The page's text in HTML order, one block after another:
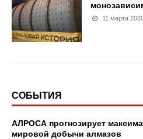
11 марта
СОБЫТИЯ
АЛРОСА прогнозирует
мировой добычи алмазов